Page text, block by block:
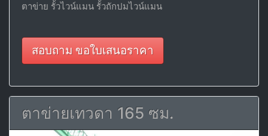
ตาข่าย รั้วไวน์แมน รั้วถักปมไวน์แมน
สอบถาม ขอใบเสนอราคา
ตาข่ายเทวดา 165 ซม.